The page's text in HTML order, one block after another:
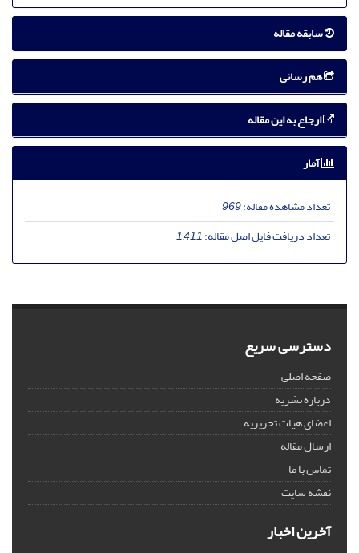
سابقه مقاله
هم رسانی
ارجاع به این مقاله
آمار
تعداد مشاهده مقاله:969
تعداد دریافت فایل اصل مقاله:1,411
دسترسی سریع
صفحه اصلی
درباره نشریه
اعضای هیات تحریریه
ارسال مقاله
تماس با ما
نقشه سایت
آخرین اخبار